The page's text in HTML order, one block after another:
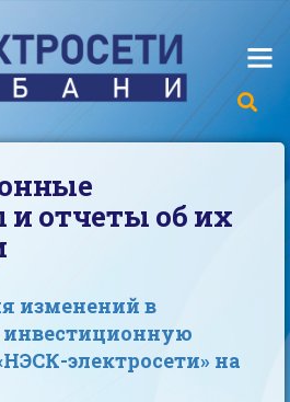
отчеты об их
изменений в
электросети» на